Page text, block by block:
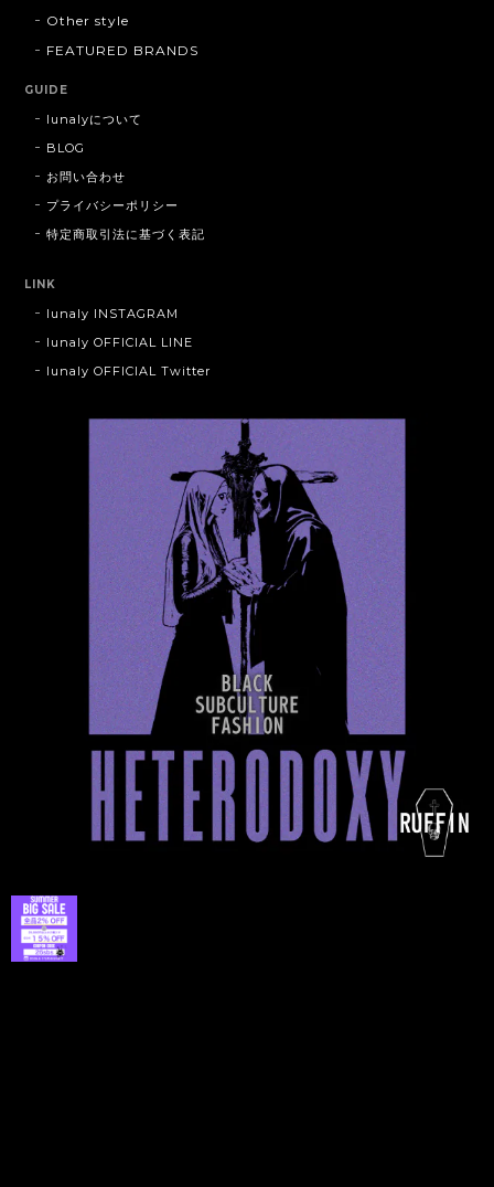
Other style
FEATURED BRANDS
GUIDE
lunalyについて
BLOG
お問い合わせ
プライバシーポリシー
特定商取引法に基づく表記
LINK
lunaly INSTAGRAM
lunaly OFFICIAL LINE
lunaly OFFICIAL Twitter